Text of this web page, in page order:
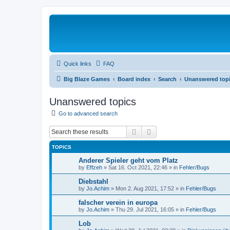
Quick links FAQ
Big Blaze Games Board index Search Unanswered
Unanswered topics
Go to advanced search
Search
TOPICS
Anderer Spieler geht vom Platz
by Effzeh » Sat 16. Oct 2021, 22:46 » in Fehler/Bugs
Diebstahl
by Jo.Achim » Mon 2. Aug 2021, 17:52 » in Fehler/Bugs
falscher verein in europa
by Jo.Achim » Thu 29. Jul 2021, 16:05 » in Fehler/Bugs
Lob